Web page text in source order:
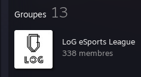
Groupes 13
LoG eSports League
338 membres